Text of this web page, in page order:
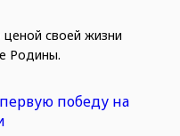
своей жизни
Родины.